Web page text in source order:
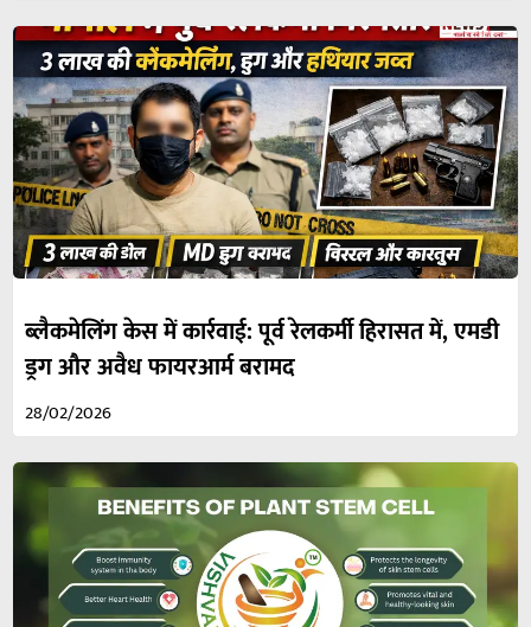
ब्लैकमेलिंग केस में कार्रवाई: पूर्व रेलकर्मी हिरासत में, एमडी
ड्रग और अवैध फायरआर्म बरामद
28/02/2026